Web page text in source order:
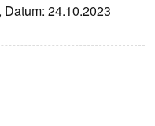
24.10.2023